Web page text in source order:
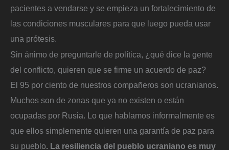
pacientes a vendarse y se empieza un fortalecimiento de
las condiciones musculares para que luego pueda usar
una prótesis.
Sin ánimo de preguntarle de política, ¿qué dice la gente
del conflicto, quieren que se firme un acuerdo de paz?
El 95 por ciento de nuestros compañeros son ucranianos.
Muchos son de zonas que ya no existen o están
ocupadas por Rusia. Lo que hablamos informalmente es
que ellos simplemente quieren una garantía de paz para
su pueblo. La resiliencia del pueblo ucraniano es muy